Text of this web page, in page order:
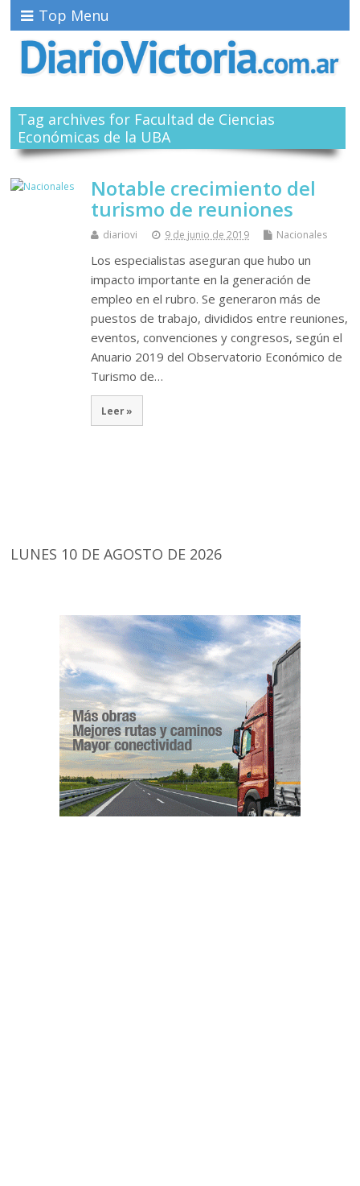
Top Menu
Tag archives for Facultad de Ciencias
Económicas de la UBA
Notable crecimiento del
turismo de reuniones
diariovi 9 de junio de 2019 Nacionales
Los especialistas aseguran que hubo un
impacto importante en la generación de
empleo en el rubro. Se generaron más de
puestos de trabajo, divididos entre reuniones,
eventos, convenciones y congresos, según el
Anuario 2019 del Observatorio Económico de
Turismo de…
Leer »
LUNES 10 DE AGOSTO DE 2026